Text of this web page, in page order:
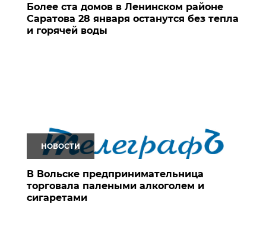
Более ста домов в Ленинском районе
Саратова 28 января останутся без тепла
и горячей воды
НОВОСТИ
В Вольске предпринимательница
торговала палеными алкоголем и
сигаретами